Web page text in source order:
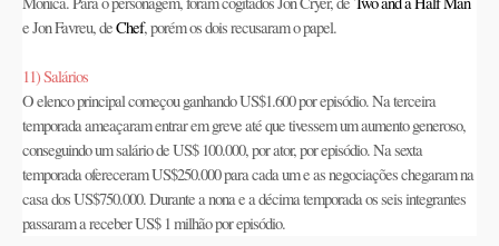
e Jon Favreu, deChef, porém os dois recusaram o papel.
11) Salários
O elenco principal começou ganhando US$1.600 por episódio. Na terceira
temporada ameaçaram entrar em greve até que tivessem um aumento generoso,
conseguindo um salário de US$ 100.000, por ator, por episódio. Na sexta
temporada ofereceram US$250.000 para cada um e as negociações chegaram na
casa dos US$750.000. Durante a nona e a décima temporada os seis integrantes
passaram a receber US$ 1 milhão por episódio.